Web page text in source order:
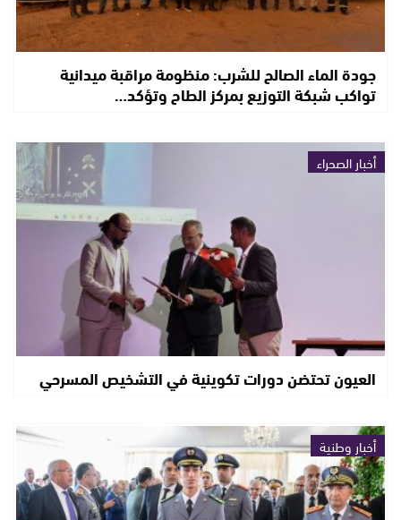
جودة الماء الصالح للشرب: منظومة مراقبة ميدانية
تواكب شبكة التوزيع بمركز الطاح وتؤكد…
أخبار الصحراء
العيون تحتضن دورات تكوينية في التشخيص المسرحي
أخبار وطنية